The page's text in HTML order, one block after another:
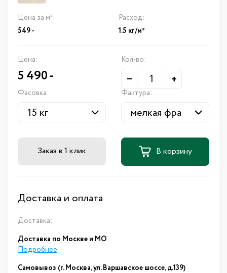
Цена за м²:
549 -
Расход:
1.5 кг/м²
Цена:
5 490 -
Кол-во:
– +
Фасовка: Фактура:
Заказ в 1 клик В корзину
Доставка и оплата
Доставка:
Доставка по Москве и МО
Подробнее
Самовывоз (г. Москва, ул. Варшавское шоссе, д.139)